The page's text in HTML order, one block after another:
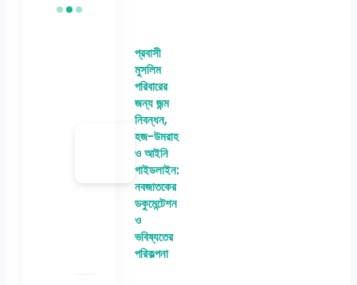
প্রবাসী
মুসলিম
পরিবারের
জন্য জন্ম
নিবন্ধন,
হজ-উমরাহ
ও আইনি
গাইডলাইন:
নবজাতকের
ডকুমেন্টেশন
ও
ভবিষ্যতের
পরিকল্পনা